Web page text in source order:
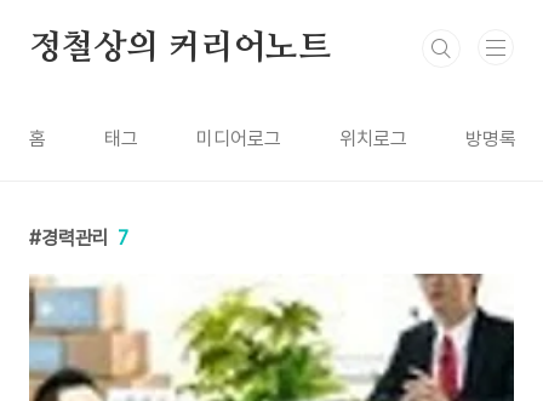
정철상의 커리어노트
홈 태그 미디어로그 위치로그 방명록
경력관리 7